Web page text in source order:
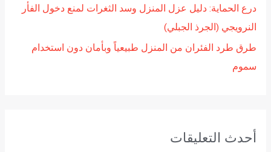
درع الحماية: دليل عزل المنزل وسد الثغرات لمنع دخول الفأر
النرويجي (الجرذ الجبلي)
طرق طرد الفئران من المنزل طبيعياً وبأمان دون استخدام
سموم
أحدث التعليقات